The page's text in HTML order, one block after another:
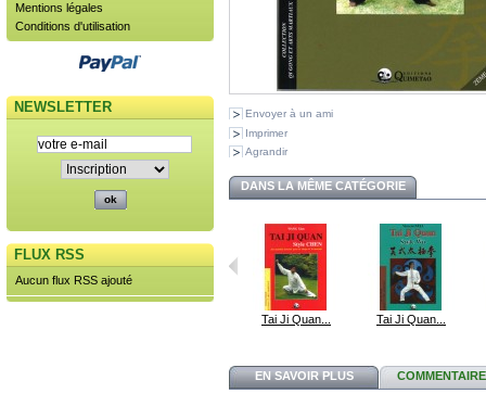
Mentions légales
Conditions d'utilisation
NEWSLETTER
FLUX RSS
Aucun flux RSS ajouté
Envoyer à un ami
Imprimer
Agrandir
DANS LA MÊME CATÉGORIE
Tai Ji Quan... Tai Ji Quan...
EN SAVOIR PLUS